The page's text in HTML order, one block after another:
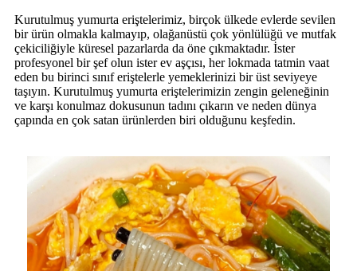
Kurutulmuş yumurta eriştelerimiz, birçok ülkede evlerde sevilen
bir ürün olmakla kalmayıp, olağanüstü çok yönlülüğü ve mutfak
çekiciliğiyle küresel pazarlarda da öne çıkmaktadır. İster
profesyonel bir şef olun ister ev aşçısı, her lokmada tatmin vaat
eden bu birinci sınıf eriştelerle yemeklerinizi bir üst seviyeye
taşıyın. Kurutulmuş yumurta eriştelerimizin zengin geleneğinin
ve karşı konulmaz dokusunun tadını çıkarın ve neden dünya
çapında en çok satan ürünlerden biri olduğunu keşfedin.